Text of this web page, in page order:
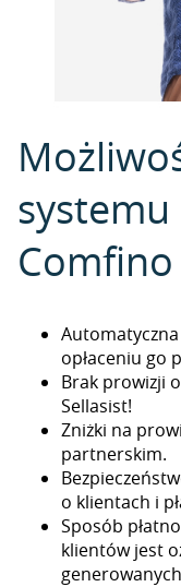
systemu
Comfino
opłaceniu go
Brak prowizji
Sellasist!
Zniżki na
partnerskim.
o klientach i
Sposób
klientów jest